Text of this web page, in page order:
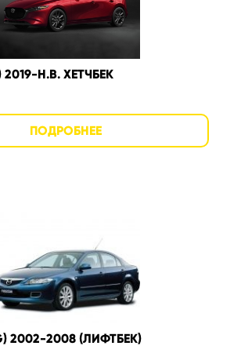
2019-Н.В. ХЕТЧБЕК
2002-2008 (ЛИФТБЕК)